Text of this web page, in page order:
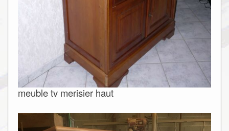
meuble tv merisier haut